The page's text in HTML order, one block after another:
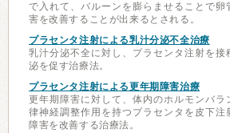
で入れて、バルーンを膨らませることで卵
害を改善することが出来るとされる。
プラセンタ注射による乳汁分泌不全治療
乳汁分泌不全に対し、プラセンタ注射を接
泌を促す治療法。
プラセンタ注射による更年期障害治療
更年期障害に対して、体内のホルモンバラ
律神経調整作用を持つプラセンタを皮下注
障害を改善する治療法。